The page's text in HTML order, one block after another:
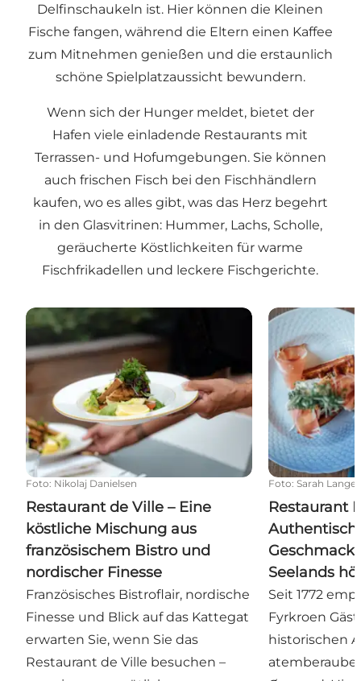
Delfinschaukeln ist. Hier können die Kleinen
Fische fangen, während die Eltern einen Kaffee
zum Mitnehmen genießen und die erstaunlich
schöne Spielplatzaussicht bewundern.
Wenn sich der Hunger meldet, bietet der
Hafen viele einladende Restaurants mit
Terrassen- und Hofumgebungen. Sie können
auch frischen Fisch bei den Fischhändlern
kaufen, wo es alles gibt, was das Herz begehrt
in den Glasvitrinen: Hummer, Lachs, Scholle,
geräucherte Köstlichkeiten für warme
Fischfrikadellen und leckere Fischgerichte.
Restaurant de Ville – Eine köstliche Mischung aus
Foto: Nikolaj Danielsen
Restaurant de Ville – Eine
köstliche Mischung aus
französischem Bistro und
nordischer Finesse
Französisches Bistroflair, nordische
Finesse und Blick auf das Kattegat
erwarten Sie, wenn Sie das
Restaurant de Ville besuchen –
Restaurant
Foto: Sarah Lange
Restaurant
Seelands
Seit 1772
Fyrkroen
historischen